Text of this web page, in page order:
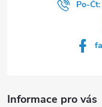
Informace pro vás
Po-